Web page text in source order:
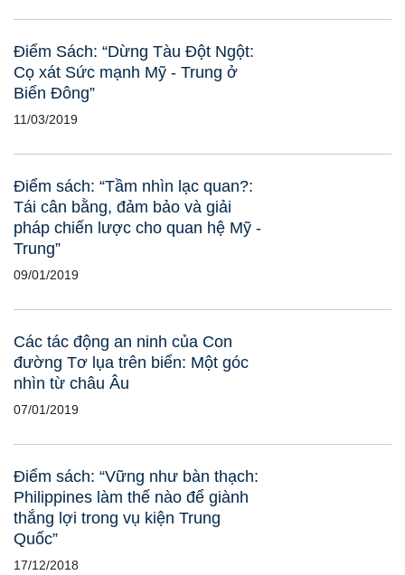
Điểm Sách: “Dừng Tàu Đột Ngột:
Cọ xát Sức mạnh Mỹ - Trung ở
Biển Đông”
11/03/2019
Điểm sách: “Tầm nhìn lạc quan?:
Tái cân bằng, đảm bảo và giải
pháp chiến lược cho quan hệ Mỹ -
Trung”
09/01/2019
Các tác động an ninh của Con
đường Tơ lụa trên biển: Một góc
nhìn từ châu Âu
07/01/2019
Điểm sách: “Vững như bàn thạch:
Philippines làm thế nào để giành
thắng lợi trong vụ kiện Trung
Quốc”
17/12/2018